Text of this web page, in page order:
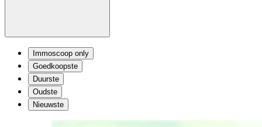
Immoscoop only
Goedkoopste
Duurste
Oudste
Nieuwste